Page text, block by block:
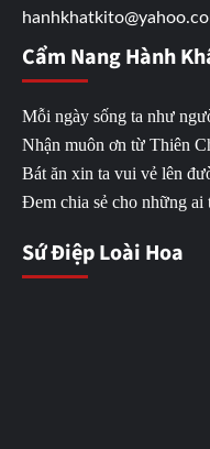
Cẩm Nang Hành
Mỗi ngày sống ta như
Nhận muôn ơn từ Thiên
Bát ăn xin ta vui vẻ lên
Đem chia sẻ cho những ai
Sứ Điệp Loài Hoa